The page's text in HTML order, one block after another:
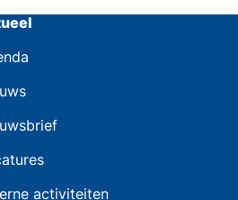
activiteiten